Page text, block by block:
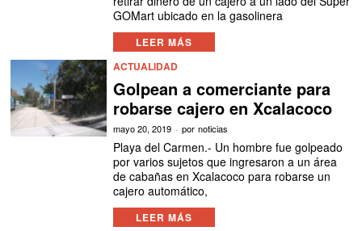
GOMart ubicado en la gasolinera
LEER MÁS
ACTUALIDAD
Golpean a comerciante para
robarse cajero en Xcalacoco
mayo 20, 2019 por noticias
Playa del Carmen.- Un hombre fue golpeado
por varios sujetos que ingresaron a un área
de cabañas en Xcalacoco para robarse un
cajero automático,
LEER MÁS